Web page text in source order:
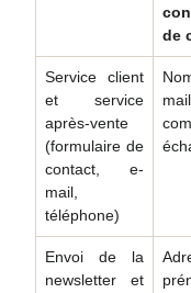
de
Service client
et service
après-vente
(formulaire de
contact, e-
mail,
téléphone)
Envoi de la
newsletter et